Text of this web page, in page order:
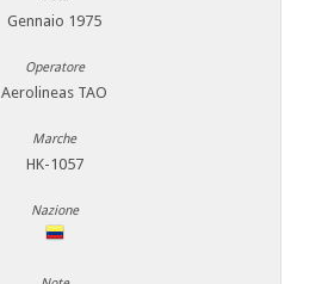
Gennaio 1975
Aerolineas TAO
HK-1057